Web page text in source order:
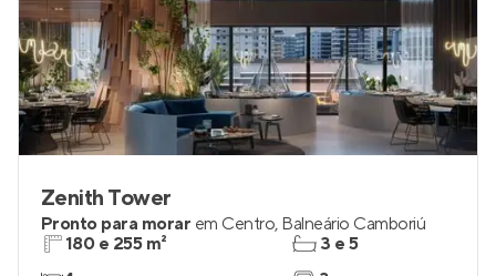
Zenith Tower
Pronto para morar em Centro, Balneário Camboriú
180 e 255 m²
3 e 5